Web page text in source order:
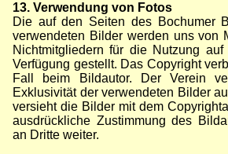
13. Verwendung von Fotos
Die auf den Seiten des Bochumer
verwendeten Bilder werden uns von
Nichtmitgliedern für die Nutzung
Verfügung gestellt. Das Copyright
Fall beim Bildautor. Der Verein
Exklusivität der verwendeten Bilder
versieht die Bilder mit dem
ausdrückliche Zustimmung des
an Dritte weiter.